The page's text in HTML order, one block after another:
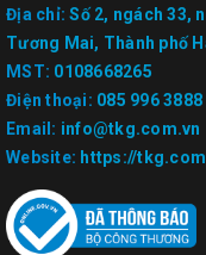
Địa chỉ: Số 2, ngách 33,
Tương Mai, Thành phố
MST: 0108668265
Điện thoại: 085 996 3888
Email: info@tkg.com.vn
Website: https://